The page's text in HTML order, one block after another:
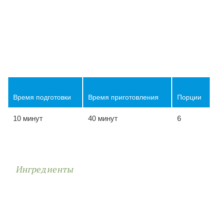
Время подготовки Время приготовления Порции
10 минут 40 минут 6
Ингредиенты